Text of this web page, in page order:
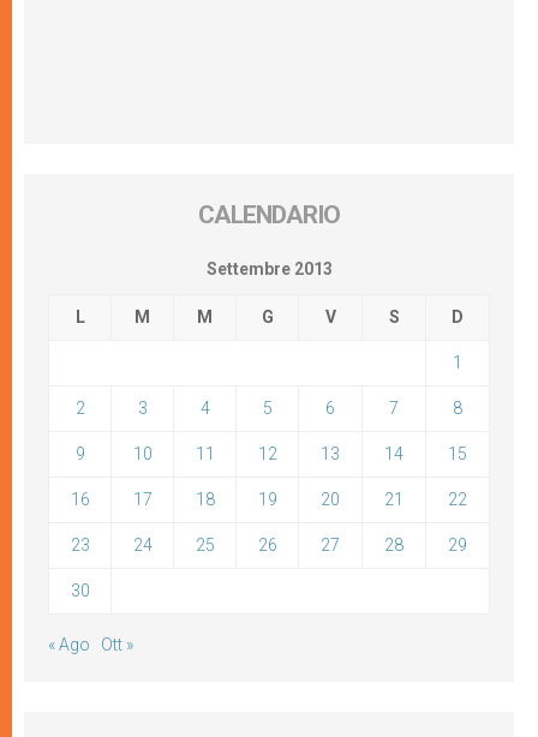
CALENDARIO
Settembre 2013
L M M G V S D
1
2 3 4 5 6 7 8
9 10 11 12 13 14 15
16 17 18 19 20 21 22
23 24 25 26 27 28 29
30
« Ago Ott »